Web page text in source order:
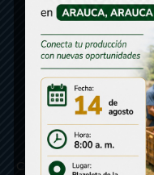
Contáctenos